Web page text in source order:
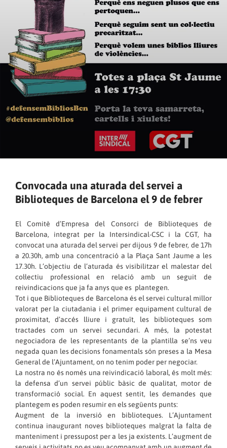
Convocada una aturada del servei a
Biblioteques de Barcelona el 9 de febrer
El Comitè d’Empresa del Consorci de Biblioteques de
Barcelona, integrat per la Intersindical-CSC i la CGT, ha
convocat una aturada del servei per dijous 9 de febrer, de 17h
a 20.30h, amb una concentració a la Plaça Sant Jaume a les
17.30h. L’objectiu de l’aturada és visibilitzar el malestar del
col·lectiu professional en relació amb un seguit de
reivindicacions que ja fa anys que es plantegen.
Tot i que Biblioteques de Barcelona és el servei cultural millor
valorat per la ciutadania i el primer equipament cultural de
proximitat, d’accés lliure i gratuït, les biblioteques som
tractades com un servei secundari. A més, la potestat
negociadora de les representants de la plantilla se’ns veu
negada quan les decisions fonamentals són preses a la Mesa
General de l’Ajuntament, on no tenim poder per negociar.
La nostra no és només una reivindicació laboral, és molt més:
la defensa d’un servei públic bàsic de qualitat, motor de
transformació social. En aquest sentit, les demandes que
plantegem es poden resumir en els següents punts:
Augment de la inversió en biblioteques. L’Ajuntament
continua inaugurant noves biblioteques malgrat la falta de
manteniment i pressupost per a les ja existents. L’augment de